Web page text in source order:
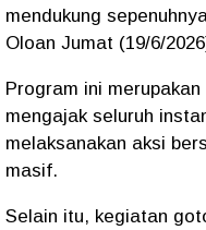
mendukung
Oloan Jumat (19/6/
Program ini
mengajak seluruh
melaksanakan aksi
masif.
Selain itu, kegiatan